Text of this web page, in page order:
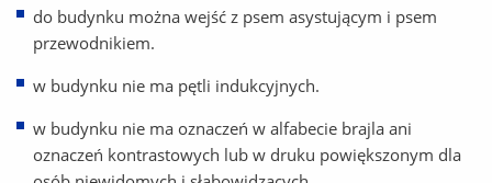
do budynku można wejść z psem asystującym i psem
przewodnikiem.
w budynku nie ma pętli indukcyjnych.
w budynku nie ma oznaczeń w alfabecie brajla ani
oznaczeń kontrastowych lub w druku powiększonym dla